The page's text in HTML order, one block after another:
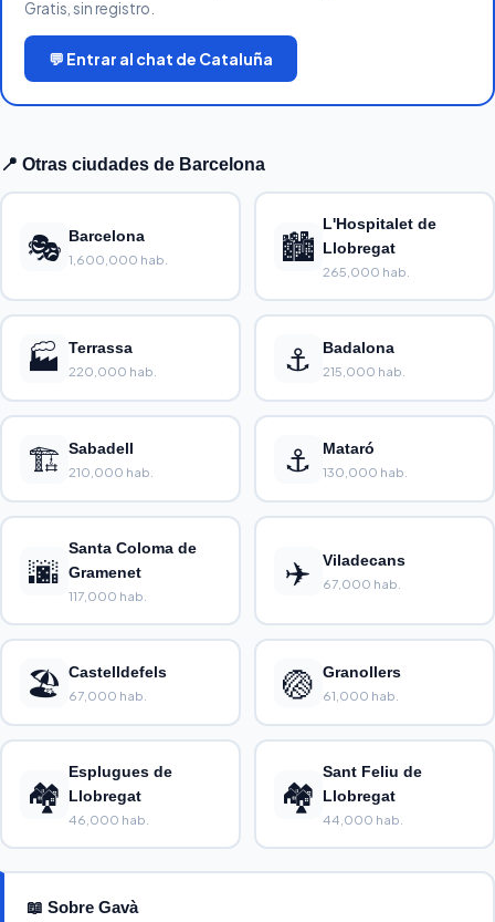
Gratis, sin registro.
💬 Entrar al chat de Cataluña
📍 Otras ciudades de Barcelona
🎭 Barcelona
1,600,000 hab. 🏙️
L'Hospitalet de
Llobregat
265,000 hab.
🏭 Terrassa
220,000 hab. ⚓ Badalona
215,000 hab.
🏗️ Sabadell
210,000 hab. ⚓ Mataró
130,000 hab.
🌆
Santa Coloma de
Gramenet
117,000 hab.
✈️ Viladecans
67,000 hab.
🏖️ Castelldefels
67,000 hab. 🏐 Granollers
61,000 hab.
🏘️
Esplugues de
Llobregat
46,000 hab.
🏘️
Sant Feliu de
Llobregat
44,000 hab.
📖 Sobre Gavà